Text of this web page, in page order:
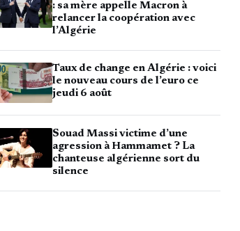
: sa mère appelle Macron à
relancer la coopération avec
l’Algérie
Taux de change en Algérie : voici
le nouveau cours de l’euro ce
jeudi 6 août
Souad Massi victime d’une
agression à Hammamet ? La
chanteuse algérienne sort du
silence